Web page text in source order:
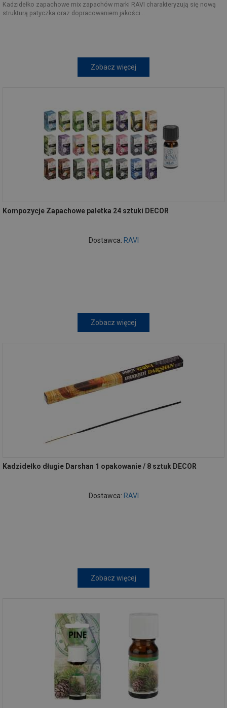
Kadzidełko zapachowe mix zapachów marki RAVI charakteryzują się nową
strukturą patyczka oraz dopracowaniem jakości...
Zobacz więcej
Kompozycje Zapachowe paletka 24 sztuki DECOR
Dostawca: RAVI
Zobacz więcej
Kadzidełko długie Darshan 1 opakowanie / 8 sztuk DECOR
Dostawca: RAVI
Zobacz więcej